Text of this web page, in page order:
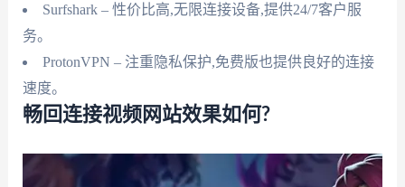
Surfshark – 性价比高,无限连接设备,提供24/7客户服
务。
ProtonVPN – 注重隐私保护,免费版也提供良好的连接
速度。
畅回连接视频网站效果如何?